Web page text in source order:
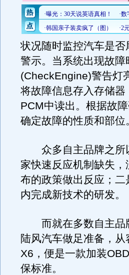
状况随时监控汽车是
警示。当系统出现故
(CheckEngine)警告灯
将故障信息存入存储
PCM中读出。根据故
确定故障的性质和部位
众多自主品牌之所
家快速反应机制缺失
布的政策做出反应；
内完成新技术的研发。
而就在多数自主品
陆风汽车做足准备，
X6，便是一款加装
保标准。